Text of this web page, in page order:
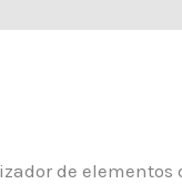
de elementos